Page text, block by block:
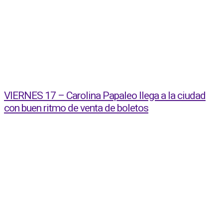
VIERNES 17 – Carolina Papaleo llega a la ciudad
con buen ritmo de venta de boletos